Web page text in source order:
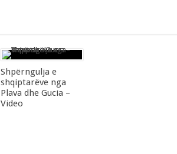
Shpërngulja e
shqiptarëve nga
Plava dhe Gucia –
Video